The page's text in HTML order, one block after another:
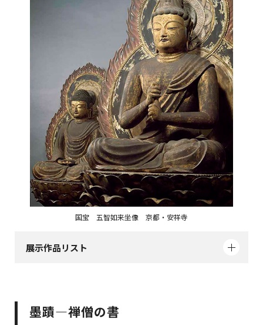
国宝 五智如来坐像 京都・安祥寺
展示作品リスト
墨蹟―禅僧の書